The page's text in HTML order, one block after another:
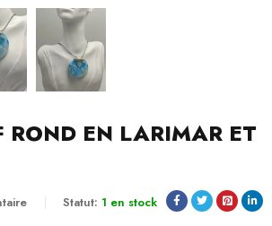
ROND EN LARIMAR ET
Statut: 1 en stock